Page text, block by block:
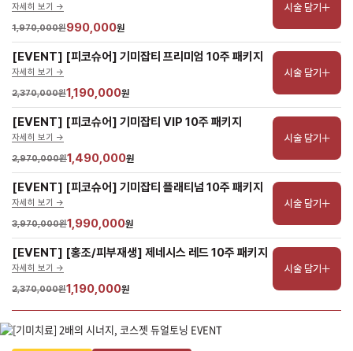
자세히 보기 ->
1,970,000원990,000원
시술 담기
[EVENT] [피코슈어] 기미잡티 프리미엄 10주 패키지
자세히 보기 ->
2,370,000원1,190,000원
시술 담기
[EVENT] [피코슈어] 기미잡티 VIP 10주 패키지
자세히 보기 ->
2,970,000원1,490,000원
시술 담기
[EVENT] [피코슈어] 기미잡티 플래티넘 10주 패키지
자세히 보기 ->
3,970,000원1,990,000원
시술 담기
[EVENT] [홍조/피부재생] 제네시스 레드 10주 패키지
자세히 보기 ->
2,370,000원1,190,000원
시술 담기